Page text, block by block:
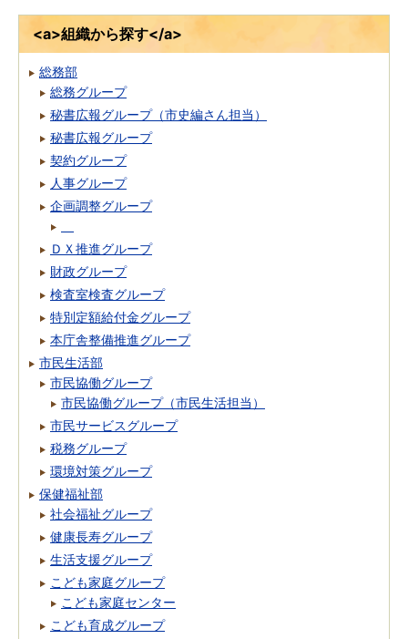
<a>組織から探す</a>
総務部
総務グループ
秘書広報グループ（市史編さん担当）
秘書広報グループ
契約グループ
人事グループ
企画調整グループ
ＤＸ推進グループ
財政グループ
検査室検査グループ
特別定額給付金グループ
本庁舎整備推進グループ
市民生活部
市民協働グループ
市民協働グループ（市民生活担当）
市民サービスグループ
税務グループ
環境対策グループ
保健福祉部
社会福祉グループ
健康長寿グループ
生活支援グループ
こども家庭グループ
こども家庭センター
こども育成グループ